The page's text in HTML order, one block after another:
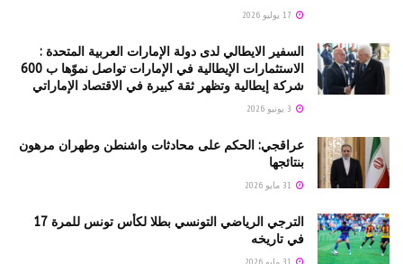
السفير الايطالي لدى دولة الإمارات العربية المتحدة :
الاستثمارات الإيطالية في الإمارات تواصل نموّها ب 600
شركة إيطالية وتظهر ثقة كبيرة في الاقتصاد الإماراتي
عراقجي: الحكم على محادثات واشنطن وطهران مرهون
بنتائجها
الترجي الرياضي التونسي بطلا لكأس تونس للمرة 17
في تاريخه